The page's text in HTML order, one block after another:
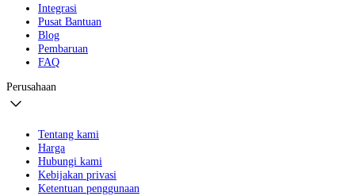
Integrasi
Pusat Bantuan
Blog
Pembaruan
FAQ
Perusahaan
Tentang kami
Harga
Hubungi kami
Kebijakan privasi
Ketentuan penggunaan